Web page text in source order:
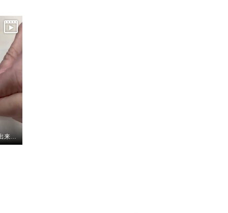
ジュエリーを簡単に装着出来るご便利パーツ